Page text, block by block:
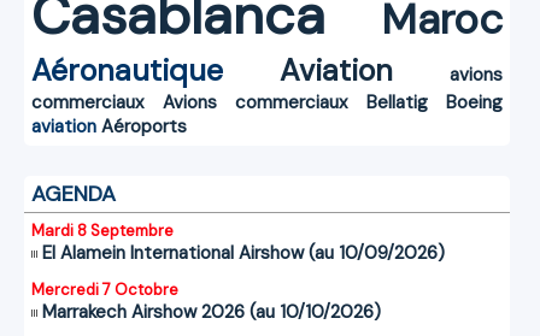
Casablanca Maroc
Aéronautique Aviation
avions
commerciaux
Avions commerciaux Bellatig
Boeing
aviation Aéroports
AGENDA
Mardi 8 Septembre
El Alamein International Airshow (au 10/09/2026)
Mercredi 7 Octobre
Marrakech Airshow 2026 (au 10/10/2026)